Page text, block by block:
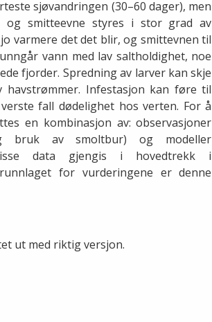
sjøvandringen (30–60 dager), men
og smitteevne styres i stor grad av
varmere det det blir, og smittevnen til
vann med lav saltholdighet, noe
fjorder. Spredning av larver kan skje
Infestasjon kan føre til
fall dødelighet hos verten. For å
en kombinasjon av: observasjoner
bruk av smoltbur) og modeller
data gjengis i hovedtrekk i
for vurderingene er denne
ut med riktig versjon.